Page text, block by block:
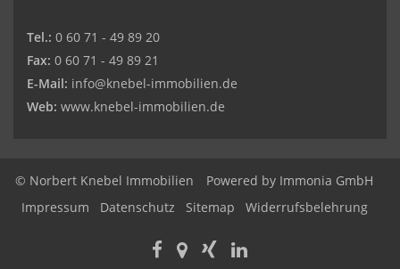
Tel.: 0 60 71 - 49 89 20
Fax: 0 60 71 - 49 89 21
E-Mail: info@knebel-immobilien.de
Web: www.knebel-immobilien.de
© Norbert Knebel Immobilien Powered by Immonia GmbH
Impressum
Datenschutz Sitemap Widerrufsbelehrung